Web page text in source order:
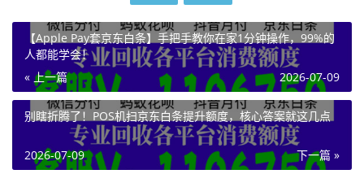
【Apple Pay套京东白条】手把手教你在家1分钟操作，99%的
人都能学会！
« 上一篇
2026-07-09
别瞎折腾了！POS机扫京东白条提升额度，核心答案就这几点
下一篇 »
2026-07-09